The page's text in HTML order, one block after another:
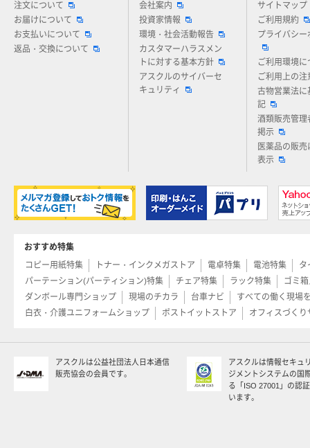
注文について
お届けについて
お支払いについて
返品・交換について
会社案内
投資家情報
環境・社会活動報告
カスタマーハラスメン
トに対する基本方針
アスクルのサイバーセ
キュリティ
サイトマップ
ご利用規約
プライバシー
ご利用環境に
ご利用上の注
古物営業法に
記
酒類販売管理
掲示
医薬品の販売
表示
おすすめ特集
コピー用紙特集
トナー・インクメガストア 電卓特集 電池特集
タ
パーテーション(パーティション)特集
チェア特集 ラック特集
ゴミ
ダンボール専門ショップ
現場のチカラ 台車ナビ
すべての働く現場
白衣・介護ユニフォームショップ
ポストイットストア オフィスづくり
アスクルは公益社団法人日本通信
販売協会の会員です。
アスクルは情報セキュ
ジメントシステムの国
る「ISO 27001」の認
います。